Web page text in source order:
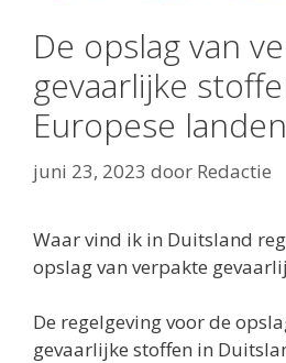
De opslag van
gevaarlijke
Europese landen
juni 23, 2023 door Redactie
Waar vind ik in Duitsland
opslag van verpakte
De regelgeving voor de
gevaarlijke stoffen in